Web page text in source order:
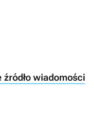
źródło wiadomości